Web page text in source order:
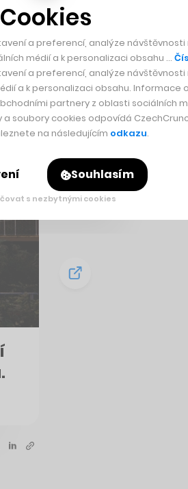
Cookies
a preferencí, analýze návštěvnosti
médií a k personalizaci obsahu …
a preferencí, analýze návštěvnosti
a k personalizaci obsahu. Informace
partnery z oblasti sociálních
soubory cookies odpovídá
na následujícím odkazu.
Souhlasím
s nezbytnými cookies